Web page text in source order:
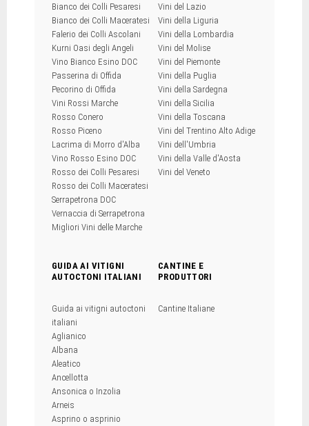
Bianco dei Colli Pesaresi
Bianco dei Colli Maceratesi
Falerio dei Colli Ascolani
Kurni Oasi degli Angeli
Vino Bianco Esino DOC
Passerina di Offida
Pecorino di Offida
Vini Rossi Marche
Rosso Conero
Rosso Piceno
Lacrima di Morro d'Alba
Vino Rosso Esino DOC
Rosso dei Colli Pesaresi
Rosso dei Colli Maceratesi
Serrapetrona DOC
Vernaccia di Serrapetrona
Migliori Vini delle Marche
Vini del Lazio
Vini della Liguria
Vini della Lombardia
Vini del Molise
Vini del Piemonte
Vini della Puglia
Vini della Sardegna
Vini della Sicilia
Vini della Toscana
Vini del Trentino Alto Adige
Vini dell'Umbria
Vini della Valle d'Aosta
Vini del Veneto
GUIDA AI VITIGNI
AUTOCTONI ITALIANI
Guida ai vitigni autoctoni
italiani
Aglianico
Albana
Aleatico
Ancellotta
Ansonica o Inzolia
Arneis
Asprino o asprinio
CANTINE E
PRODUTTORI
Cantine Italiane